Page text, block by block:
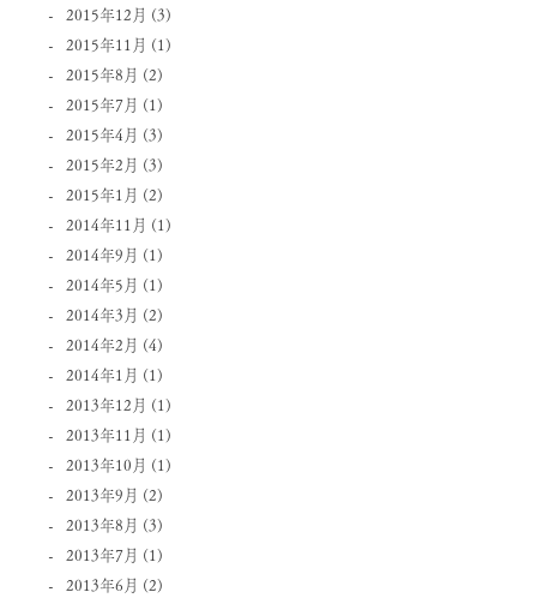
2015年12月 (3)
2015年11月 (1)
2015年8月 (2)
2015年7月 (1)
2015年4月 (3)
2015年2月 (3)
2015年1月 (2)
2014年11月 (1)
2014年9月 (1)
2014年5月 (1)
2014年3月 (2)
2014年2月 (4)
2014年1月 (1)
2013年12月 (1)
2013年11月 (1)
2013年10月 (1)
2013年9月 (2)
2013年8月 (3)
2013年7月 (1)
2013年6月 (2)